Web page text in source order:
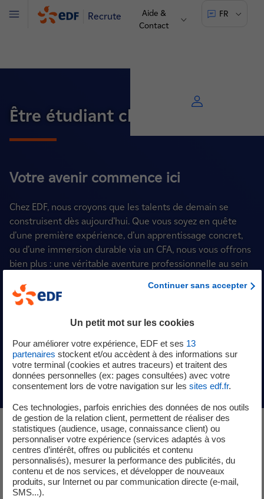
Recrute
Aide &
Contact
FR
Menu
Être étudiant chez EDF
Votre avenir commence ici
Chez EDF, nous croyons que les talents de demain se
construisent dès aujourd’hui. Que vous soyez en quête
d’une première expérience, d’un apprentissage concret,
ou d’une immersion durable via un CFA, nous vous offrons
bien plus : une véritable aventure professionnelle au sein
Chaque année, des milliers d’étudiants choisissent EDF
pour se former, grandir, et contribuer à un projet collectif
au cœur de la transition énergétique. Grâce à notre
nous bâtissons ensemble un avenir plus propre, plus sûr,
et profondément utile.
Explorez dès maintenant nos
différentes rubriques :
Alternance / Stage / Thèse
Continuer sans accepter
Un petit mot sur les cookies
Pour améliorer votre expérience, EDF et ses 13
partenaires stockent et/ou accèdent à des informations sur
votre terminal (cookies et autres traceurs) et traitent des
données personnelles (ex: pages consultées) avec votre
consentement lors de votre navigation sur les sites edf.fr.
Ces technologies, parfois enrichies des données de nos outils
de gestion de la relation client, permettent de réaliser des
statistiques (audience, usage, connaissance client) ou
personnaliser votre expérience (services adaptés à vos
centres d’intérêt, offres ou publicités et contenu
personnalisés), mesurer la performance des publicités, du
contenu et de nos services, et développer de nouveaux
produits, sur Internet ou par communication directe (e-mail,
SMS...).